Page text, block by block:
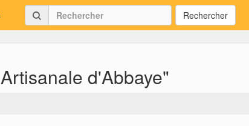
Rechercher
d'Abbaye"